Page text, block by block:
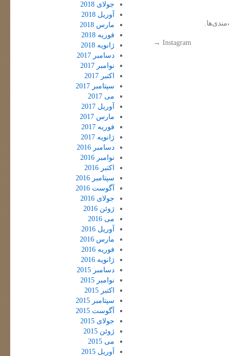
Instagram
→
جولای 2018
آوریل 2018
مارس 2018
فوریه 2018
ژانویه 2018
دسامبر 2017
نوامبر 2017
اکتبر 2017
سپتامبر 2017
می 2017
آوریل 2017
مارس 2017
فوریه 2017
ژانویه 2017
دسامبر 2016
نوامبر 2016
اکتبر 2016
سپتامبر 2016
آگوست 2016
جولای 2016
ژوئن 2016
می 2016
آوریل 2016
مارس 2016
فوریه 2016
ژانویه 2016
دسامبر 2015
نوامبر 2015
اکتبر 2015
سپتامبر 2015
آگوست 2015
جولای 2015
ژوئن 2015
می 2015
آوریل 2015